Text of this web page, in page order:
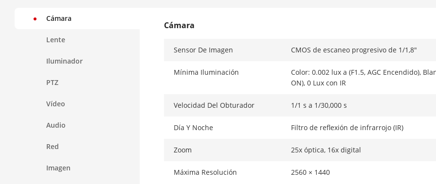
Cámara
Lente
Iluminador
PTZ
Vídeo
Audio
Red
Imagen
Cámara
Sensor De Imagen CMOS de escaneo progresivo de 1/1,8"
Mínima Iluminación
Color: 0.002 lux a (F1.5, AGC Encendido),
ON), 0 Lux con IR
Velocidad Del Obturador 1/1 s a 1/30,000 s
Día Y Noche Filtro de reflexión de infrarrojo (IR)
Zoom 25x óptica, 16x digital
Máxima Resolución 2560 × 1440